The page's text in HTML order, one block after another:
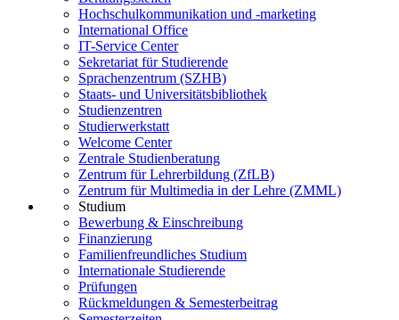
Hochschulkommunikation und -marketing
International Office
IT-Service Center
Sekretariat für Studierende
Sprachenzentrum (SZHB)
Staats- und Universitätsbibliothek
Studienzentren
Studierwerkstatt
Welcome Center
Zentrale Studienberatung
Zentrum für Lehrerbildung (ZfLB)
Zentrum für Multimedia in der Lehre (ZMML)
Studium
Bewerbung & Einschreibung
Finanzierung
Familienfreundliches Studium
Internationale Studierende
Prüfungen
Rückmeldungen & Semesterbeitrag